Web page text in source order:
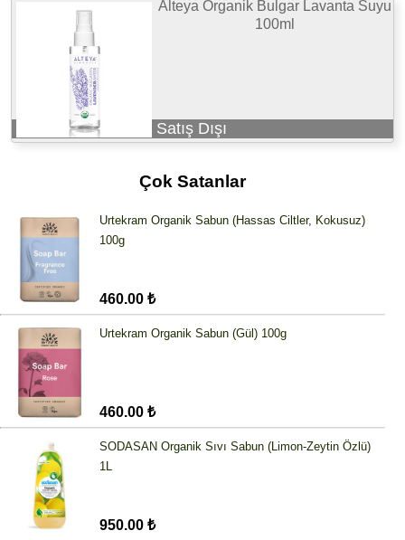
Alteya Organik Bulgar Lavanta Suyu
100ml
Satış Dışı
Çok Satanlar
Urtekram Organik Sabun (Hassas Ciltler, Kokusuz)
100g
460.00 ₺
Urtekram Organik Sabun (Gül) 100g
460.00 ₺
SODASAN Organik Sıvı Sabun (Limon-Zeytin Özlü)
1L
950.00 ₺